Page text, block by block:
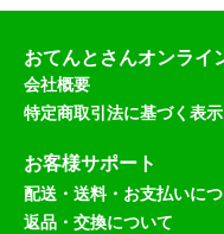
おてんとさんオンライ
会社概要
特定商取引法に基づく表示
お客様サポート
配送・送料・お支払いに
返品・交換について